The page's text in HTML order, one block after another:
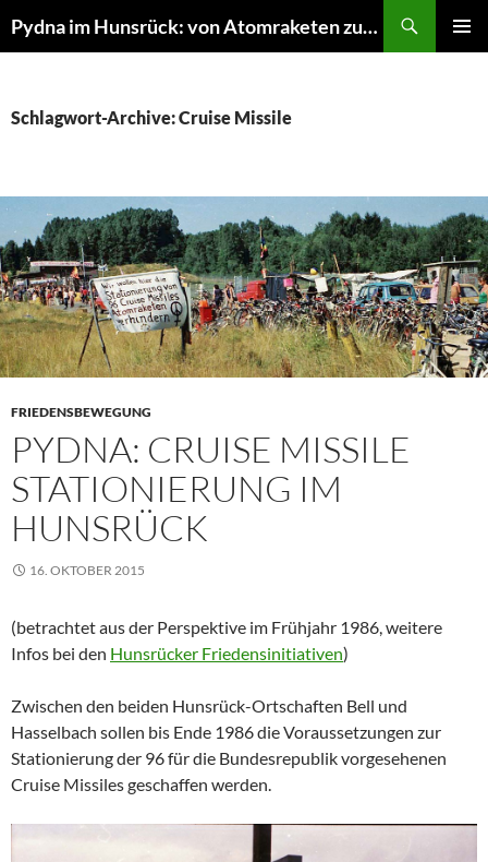
Pydna im Hunsrück: von Atomraketen zur NATURE ONE
Schlagwort-Archive: Cruise Missile
FRIEDENSBEWEGUNG
PYDNA: CRUISE MISSILE
STATIONIERUNG IM
HUNSRÜCK
16. OKTOBER 2015
(betrachtet aus der Perspektive im Frühjahr 1986, weitere
Infos bei den Hunsrücker Friedensinitiativen)
Zwischen den beiden Hunsrück-Ortschaften Bell und
Hasselbach sollen bis Ende 1986 die Voraussetzungen zur
Stationierung der 96 für die Bundesrepublik vorgesehenen
Cruise Missiles geschaffen werden.